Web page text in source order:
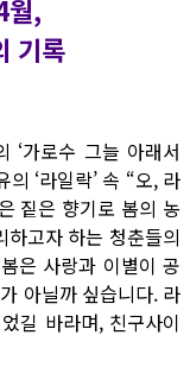
월,
기록
‘가로수 그늘 아래서
‘라일락’ 속 “오, 라
짙은 향기로 봄의 농
고자 하는 청춘들의
은 사랑과 이별이 공
아닐까 싶습니다. 라
길 바라며, 친구사이